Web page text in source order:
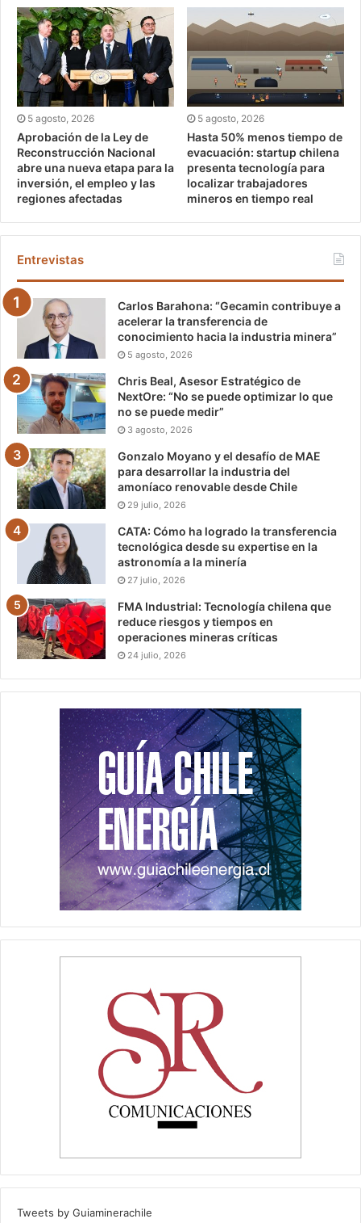
5 agosto, 2026
Aprobación de la Ley de
Reconstrucción Nacional
abre una nueva etapa para la
inversión, el empleo y las
regiones afectadas
5 agosto, 2026
Hasta 50% menos tiempo de
evacuación: startup chilena
presenta tecnología para
localizar trabajadores
mineros en tiempo real
Entrevistas
Carlos Barahona: “Gecamin contribuye a
acelerar la transferencia de
conocimiento hacia la industria minera”
5 agosto, 2026
Chris Beal, Asesor Estratégico de
NextOre: “No se puede optimizar lo que
no se puede medir”
3 agosto, 2026
Gonzalo Moyano y el desafío de MAE
para desarrollar la industria del
amoníaco renovable desde Chile
29 julio, 2026
CATA: Cómo ha logrado la transferencia
tecnológica desde su expertise en la
astronomía a la minería
27 julio, 2026
FMA Industrial: Tecnología chilena que
reduce riesgos y tiempos en
operaciones mineras críticas
24 julio, 2026
Tweets by Guiaminerachile